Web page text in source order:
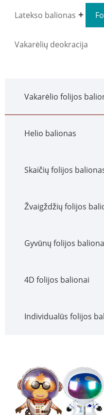
Latekso balionas
Vakarėlių deokracija
Vakarėlio folijos
Helio balionas
Skaičių folijos
Žvaigždžių folijos
Gyvūnų folijos
4D folijos balionai
Individualūs folijos